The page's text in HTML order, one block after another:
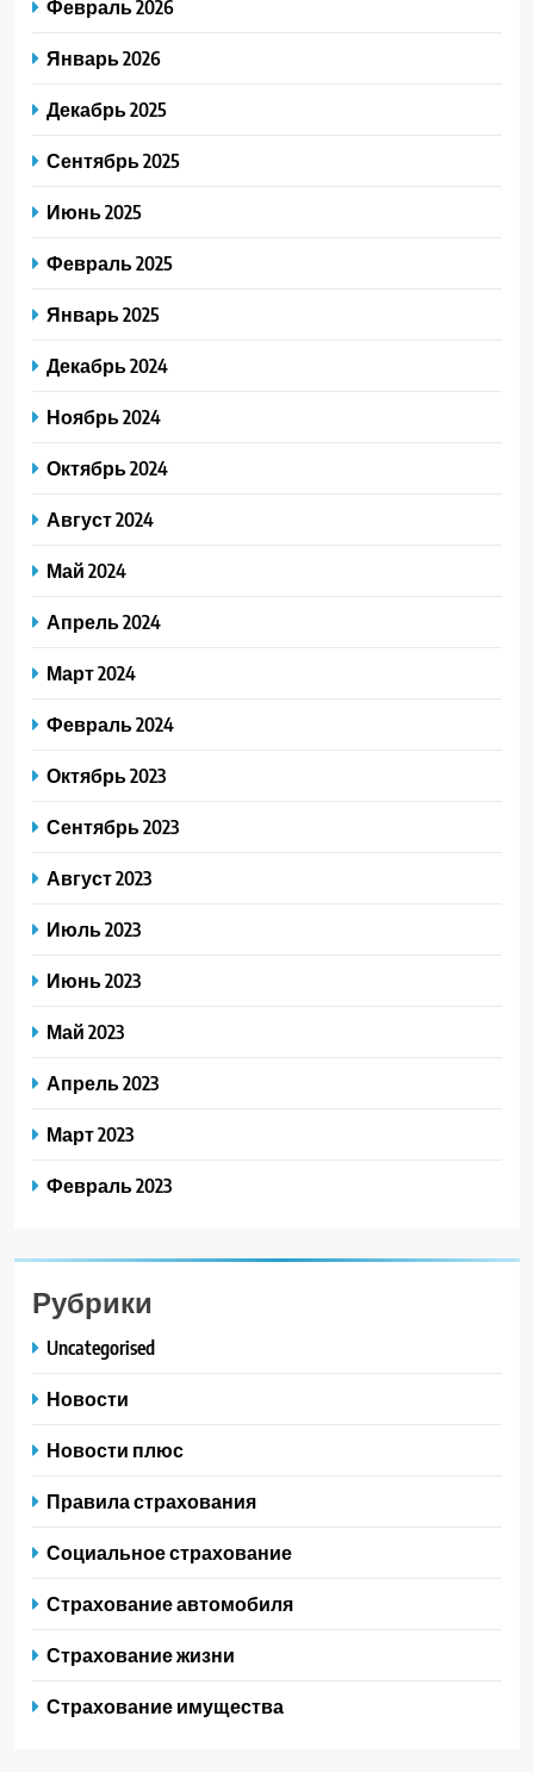
Февраль 2026
Январь 2026
Декабрь 2025
Сентябрь 2025
Июнь 2025
Февраль 2025
Январь 2025
Декабрь 2024
Ноябрь 2024
Октябрь 2024
Август 2024
Май 2024
Апрель 2024
Март 2024
Февраль 2024
Октябрь 2023
Сентябрь 2023
Август 2023
Июль 2023
Июнь 2023
Май 2023
Апрель 2023
Март 2023
Февраль 2023
Рубрики
Uncategorised
Новости
Новости плюс
Правила страхования
Социальное страхование
Страхование автомобиля
Страхование жизни
Страхование имущества